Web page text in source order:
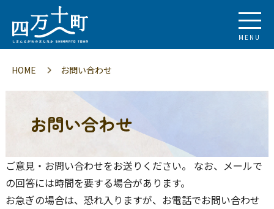
MENU
HOME お問い合わせ
お問い合わせ
ご意見・お問い合わせをお送りください。 なお、メールで
の回答には時間を要する場合があります。
お急ぎの場合は、恐れ入りますが、お電話でお問い合わせ